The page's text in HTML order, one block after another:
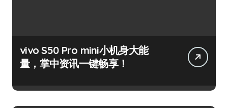
vivo S50 Pro mini小机身大能
量，掌中资讯一键畅享！